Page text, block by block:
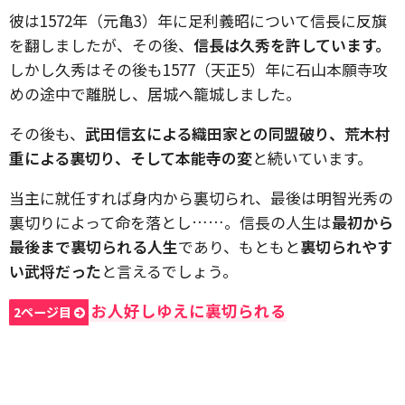
彼は1572年（元亀3）年に足利義昭について信長に反旗
を翻しましたが、その後、 信長は久秀を許しています。
しかし久秀はその後も1577（天正5）年に石山本願寺攻
めの途中で離脱し、居城へ籠城しました。
その後も、 武田信玄による織田家との同盟破り、荒木村
重による裏切り、そして本能寺の変と続いています。
当主に就任すれば身内から裏切られ、最後は明智光秀の
裏切りによって命を落とし……。信長の人生は最初から
最後まで裏切られる人生であり、もともと裏切られやす
い武将だったと言えるでしょう。
2ページ目 お人好しゆえに裏切られる